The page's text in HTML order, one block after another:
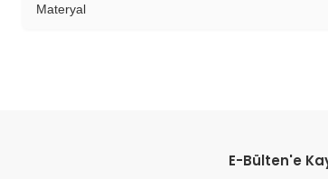
Materyal
E-Bülten'e